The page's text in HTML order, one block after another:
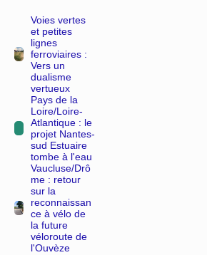
Voies vertes
et petites
lignes
ferroviaires :
Vers un
dualisme
vertueux
Pays de la
Loire/Loire-
Atlantique : le
projet Nantes-
sud Estuaire
tombe à l'eau
Vaucluse/Drô
me : retour
sur la
reconnaissan
ce à vélo de
la future
véloroute de
l'Ouvèze